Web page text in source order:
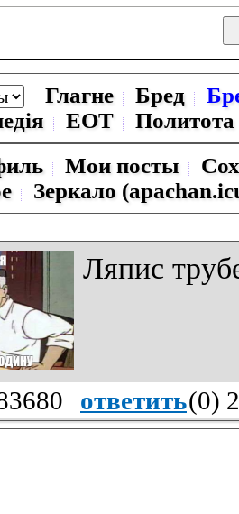
Глагне Бред
ЕОТ
Политота
Мои посты
Зеркало
Ляпис
ответить(0)